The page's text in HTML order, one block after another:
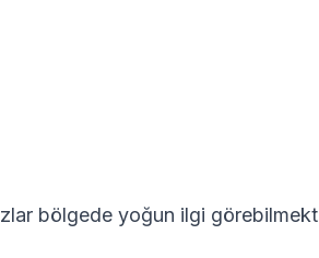
bölgede yoğun ilgi